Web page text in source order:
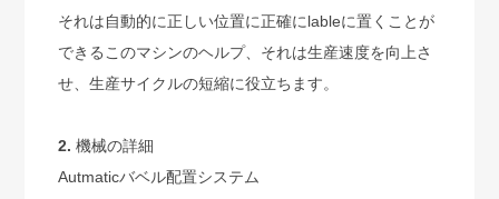
それは自動的に正しい位置に正確にlableに置くことが
できるこのマシンのヘルプ、それは生産速度を向上さ
せ、生産サイクルの短縮に役立ちます。
2.機械の詳細
Autmaticバベル配置システム